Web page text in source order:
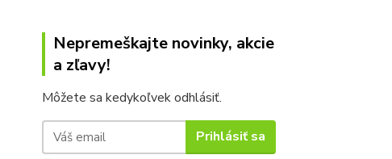
Nepremeškajte novinky, akcie
a zľavy!
Môžete sa kedykoľvek odhlásiť.
Prihlásiť sa